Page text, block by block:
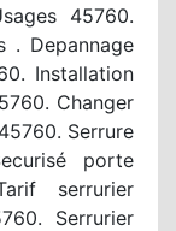
45760.
. Depannage
Installation
Changer
Serrure
porte
serrurier
Serrurier